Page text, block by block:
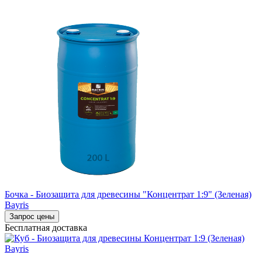
Бочка - Биозащита для древесины "Концентрат 1:9" (Зеленая)
Bayris
Запрос цены
Бесплатная доставка